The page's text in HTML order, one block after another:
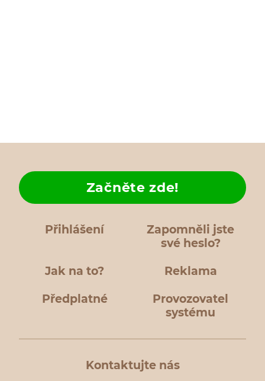
Přihlášení
Zapomněli jste
své heslo?
Jak na to?
Začněte zde!
Reklama
Předplatné
Provozovatel
systému
Kontaktujte nás